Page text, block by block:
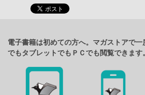
電子書籍は初めての方へ。マガストアで
でもタブレットでもＰＣでも閲覧できます。